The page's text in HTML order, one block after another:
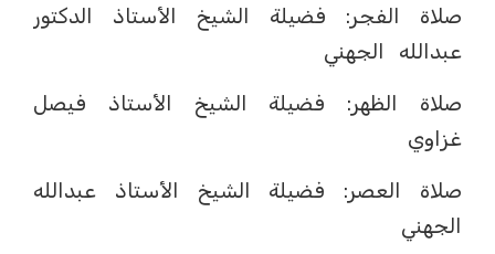
صلاة الفجر: فضيلة الشيخ الأستاذ الدكتور
عبدالله الجهني
صلاة الظهر: فضيلة الشيخ الأستاذ فيصل
غزاوي
صلاة العصر: فضيلة الشيخ الأستاذ عبدالله
الجهني